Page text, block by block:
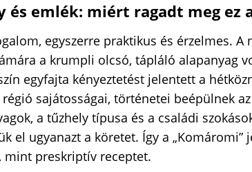
és emlék: miért ragadt meg ez
egyszerre praktikus és érzelmes. A
a krumpli olcsó, tápláló alapanyag
egyfajta kényeztetést jelentett a
sajátosságai, történetei beépülnek
a tűzhely típusa és a családi
el ugyanazt a köretet. Így a „Komáromi”
mint preskriptív receptet.